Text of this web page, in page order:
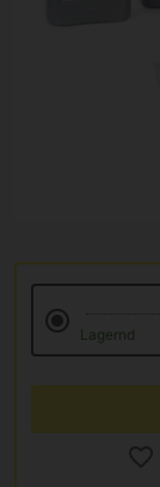
Lagernd